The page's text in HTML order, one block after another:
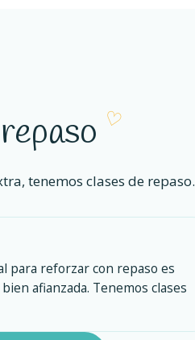
tenemos clases de repaso.
para reforzar con repaso es
afianzada. Tenemos clases